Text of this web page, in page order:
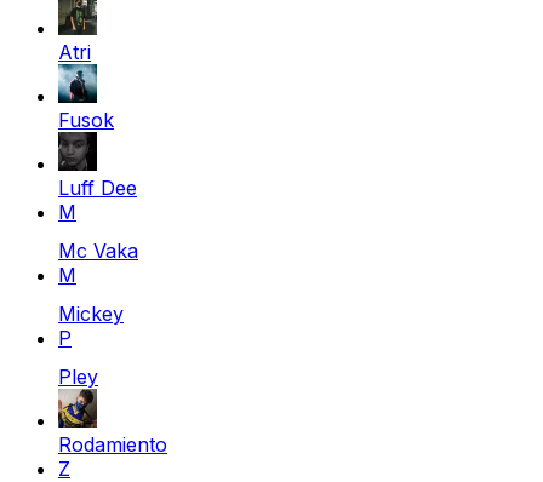
Atri
Fusok
Luff Dee
M
Mc Vaka
M
Mickey
P
Pley
Rodamiento
Z